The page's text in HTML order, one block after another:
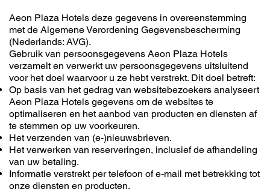
Aeon Plaza Hotels deze gegevens in overeenstemming
met de Algemene Verordening Gegevensbescherming
(Nederlands: AVG).
Gebruik van persoonsgegevens Aeon Plaza Hotels
verzamelt en verwerkt uw persoonsgegevens uitsluitend
voor het doel waarvoor u ze hebt verstrekt. Dit doel betreft:
Op basis van het gedrag van websitebezoekers analyseert
Aeon Plaza Hotels gegevens om de websites te
optimaliseren en het aanbod van producten en diensten af
te stemmen op uw voorkeuren.
Het verzenden van (e-)nieuwsbrieven.
Het verwerken van reserveringen, inclusief de afhandeling
van uw betaling.
Informatie verstrekt per telefoon of e-mail met betrekking tot
onze diensten en producten.